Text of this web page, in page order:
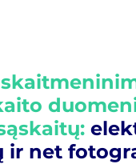
ir net